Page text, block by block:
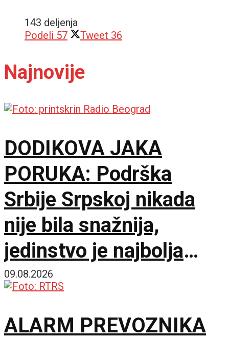
143 deljenja
Podeli 57 Tweet 36
Najnovije
DODIKOVA JAKA
PORUKA: Podrška
Srbije Srpskoj nikada
nije bila snažnija,
jedinstvo je najbolja
garancija
09.08.2026
ALARM PREVOZNIKA